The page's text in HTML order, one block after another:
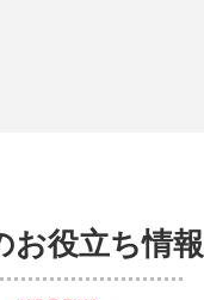
お役立ち情報